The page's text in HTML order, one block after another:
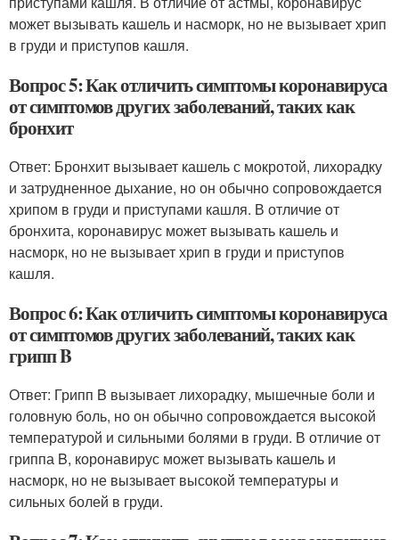
может вызывать кашель и насморк, но не вызывает хрип
в груди и приступов кашля.
Вопрос 5: Как отличить симптомы коронавируса
от симптомов других заболеваний, таких как
бронхит
Ответ: Бронхит вызывает кашель с мокротой, лихорадку
и затрудненное дыхание, но он обычно сопровождается
хрипом в груди и приступами кашля. В отличие от
бронхита, коронавирус может вызывать кашель и
насморк, но не вызывает хрип в груди и приступов
кашля.
Вопрос 6: Как отличить симптомы коронавируса
от симптомов других заболеваний, таких как
грипп B
Ответ: Грипп B вызывает лихорадку, мышечные боли и
головную боль, но он обычно сопровождается высокой
температурой и сильными болями в груди. В отличие от
гриппа B, коронавирус может вызывать кашель и
насморк, но не вызывает высокой температуры и
сильных болей в груди.